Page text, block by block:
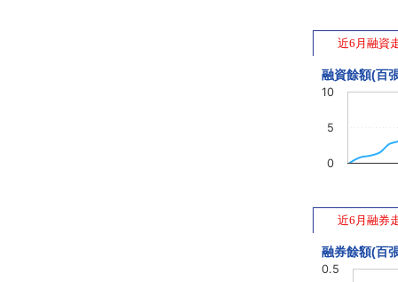
近6月融資
融資餘額(百
0
5
10
近6月融券
融券餘額(百
0.5